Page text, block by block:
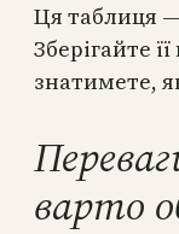
Ця таблиця
Зберігайте
знатимете,
варто